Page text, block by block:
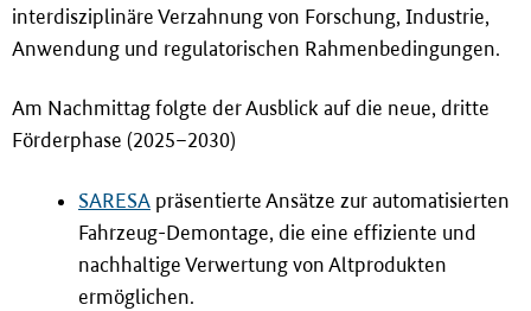
interdisziplinäre Verzahnung von Forschung, Industrie,
Anwendung und regulatorischen Rahmenbedingungen.
Am Nachmittag folgte der Ausblick auf die neue, dritte
Förderphase (2025–2030)
SARESA präsentierte Ansätze zur automatisierten
Fahrzeug-Demontage, die eine effiziente und
nachhaltige Verwertung von Altprodukten
ermöglichen.